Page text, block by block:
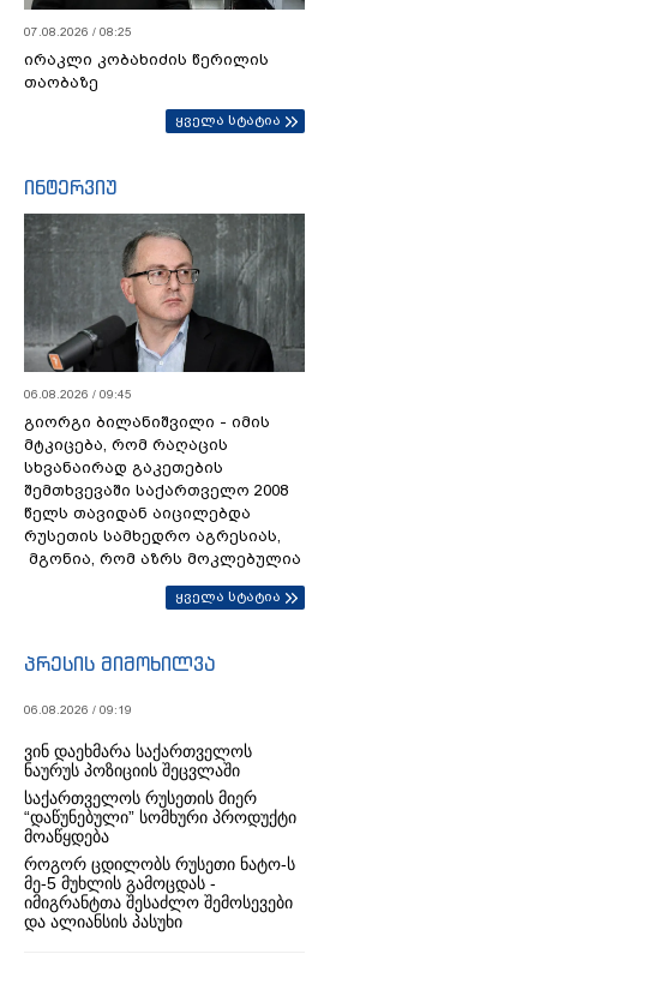
07.08.2026 / 08:25
ირაკლი კობახიძის წერილის
თაობაზე
ყველა სტატია
ინტერვიუ
06.08.2026 / 09:45
გიორგი ბილანიშვილი - იმის
მტკიცება, რომ რაღაცის
სხვანაირად გაკეთების
შემთხვევაში საქართველო 2008
წელს თავიდან აიცილებდა
რუსეთის სამხედრო აგრესიას,
მგონია, რომ აზრს მოკლებულია
ყველა სტატია
პრესის მიმოხილვა
06.08.2026 / 09:19
ვინ დაეხმარა საქართველოს
ნაურუს პოზიციის შეცვლაში
საქართველოს რუსეთის მიერ
“დაწუნებული” სომხური პროდუქტი
მოაწყდება
როგორ ცდილობს რუსეთი ნატო-ს
მე-5 მუხლის გამოცდას -
იმიგრანტთა შესაძლო შემოსევები
და ალიანსის პასუხი